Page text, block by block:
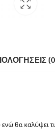
θα καλύψει